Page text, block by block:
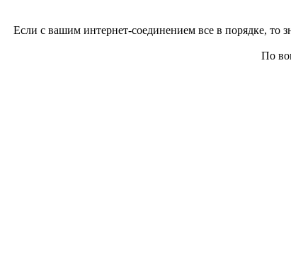
Если с вашим интернет-соединением все в порядке, то
По